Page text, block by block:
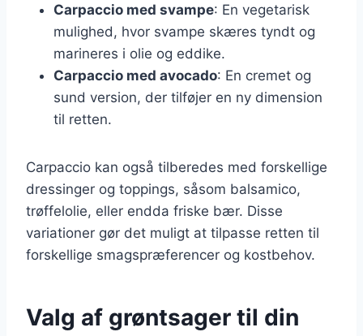
Carpaccio med svampe: En vegetarisk
mulighed, hvor svampe skæres tyndt og
marineres i olie og eddike.
Carpaccio med avocado: En cremet og
sund version, der tilføjer en ny dimension
til retten.
Carpaccio kan også tilberedes med forskellige
dressinger og toppings, såsom balsamico,
trøffelolie, eller endda friske bær. Disse
variationer gør det muligt at tilpasse retten til
forskellige smagspræferencer og kostbehov.
Valg af grøntsager til din